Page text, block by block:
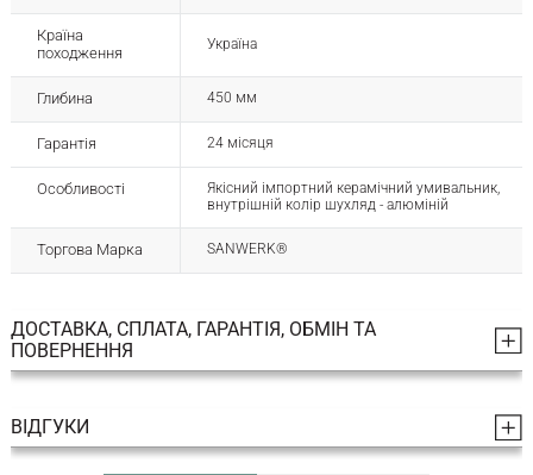
Країна
походження
Україна
Глибина 450 мм
Гарантія 24 місяця
Особливості
Якісний імпортний керамічний умивальник,
внутрішній колір шухляд - алюміній
Торгова Марка SANWERK®
ДОСТАВКА, СПЛАТА, ГАРАНТІЯ, ОБМІН ТА
ПОВЕРНЕННЯ
ВІДГУКИ